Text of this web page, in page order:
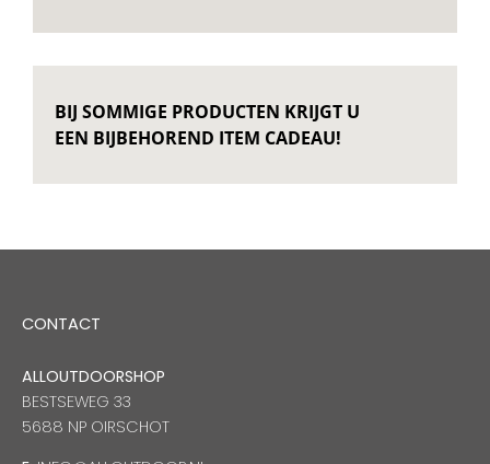
BIJ SOMMIGE PRODUCTEN KRIJGT U
EEN BIJBEHOREND ITEM CADEAU!
CONTACT
ALLOUTDOORSHOP
BESTSEWEG 33
5688 NP OIRSCHOT